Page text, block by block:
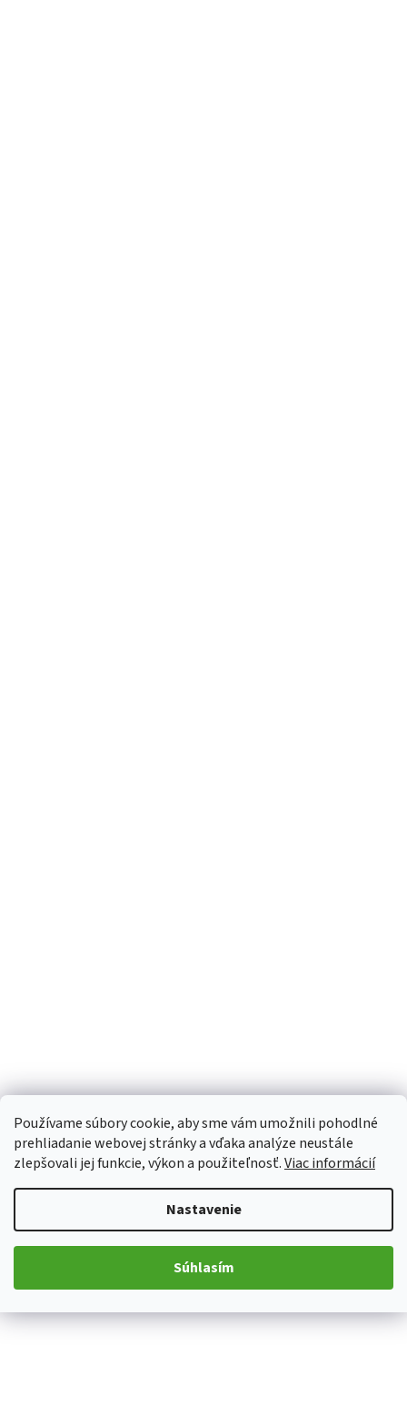
Používame súbory cookie, aby sme vám umožnili pohodlné
prehliadanie webovej stránky a vďaka analýze neustále
zlepšovali jej funkcie, výkon a použiteľnosť.Viac informácií
Nastavenie
Súhlasím